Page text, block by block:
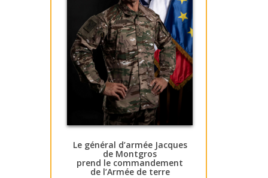
Le général d’armée Jacques
de Montgros
prend le commandement
de l’Armée de terre